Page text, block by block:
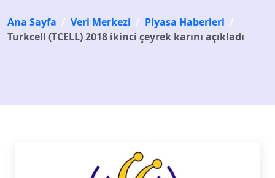
Ana Sayfa / Veri Merkezi / Piyasa Haberleri /
Turkcell (TCELL) 2018 ikinci çeyrek karını açıkladı